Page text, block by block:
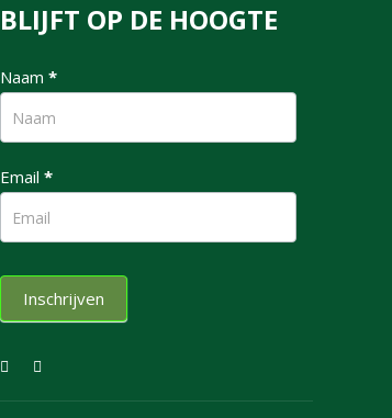
BLIJFT OP DE HOOGTE
nieuwsbrief
Naam *
Email *
Inschrijven